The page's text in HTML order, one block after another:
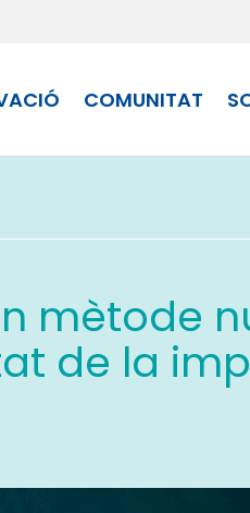
COMUNITAT
mètode
de la